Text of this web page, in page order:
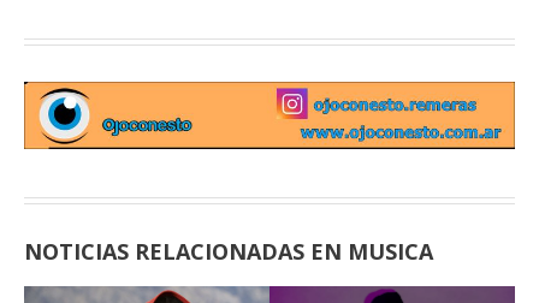
NOTICIAS RELACIONADAS EN MUSICA